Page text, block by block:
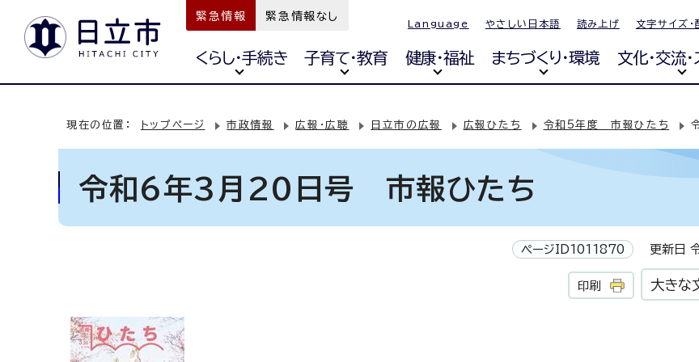
緊急情報 緊急情報なし
Language やさしい日本語 読み上げ 文字サイズ
くらし・手続き 子育て・教育 健康・福祉 まちづくり・環境 文化・交流
現在の位置： トップページ 市政情報 広報・広聴 日立市の広報 広報ひたち 令和5年度 市報ひたち
令和6年3月20日号 市報ひたち
ページID1011870 更新日
印刷 大きな